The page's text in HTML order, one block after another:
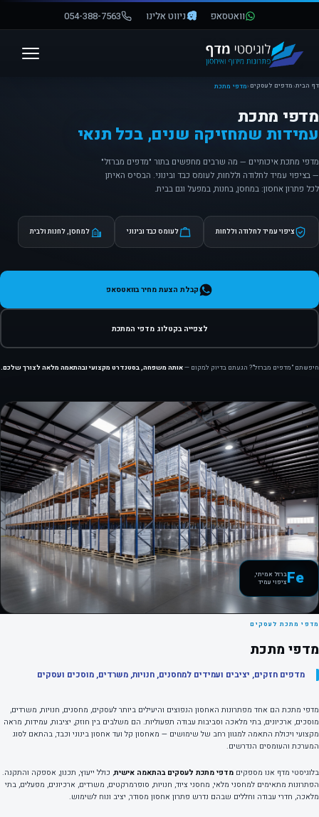
פתח סרגל נגישות
וואטסאפ ניווט אלינו 054-388-7563
דף הבית‹מדפים לעסקים ‹מדפי מתכת
מדפי מתכת
עמידות שמחזיקה שנים, בכל תנאי
מדפי מתכת איכותיים — מה שרבים מחפשים בתור "מדפים מברזל"
— בציפוי עמיד לחלודה וללחות, לעומס כבד ובינוני. הבסיס האיתן
לכל פתרון אחסון: במחסן, בחנות, במפעל וגם בבית.
ציפוי עמיד לחלודה וללחות לעומס כבד ובינוני למחסן, לחנות ולבית
קבלת הצעת מחיר בוואטסאפ
לצפייה בקטלוג מדפי המתכת
חיפשתם "מדפים מברזל"? הגעתם בדיוק למקום —אותה משפחה, בסטנדרט מקצועי ובהתאמה מלאה לצורך שלכם.
Feברזל אמיתי,
ציפוי עמיד
מדפי מתכת לעסקים
מדפי מתכת
מדפים חזקים, יציבים ועמידים למחסנים, חנויות, משרדים, מוסכים ועסקים
מדפי מתכת הם אחד מפתרונות האחסון הנפוצים והיעילים ביותר לעסקים, מחסנים, חנויות, משרדים,
מוסכים, ארכיונים, בתי מלאכה וסביבות עבודה תפעוליות. הם משלבים בין חוזק, יציבות, עמידות, מראה
מקצועי ויכולת התאמה למגוון רחב של שימושים — מאחסון קל ועד אחסון בינוני וכבד, בהתאם לסוג
המערכת והעומסים הנדרשים.
בלוגיסטי מדף אנו מספקים מדפי מתכת לעסקים בהתאמה אישית, כולל ייעוץ, תכנון, אספקה והתקנה.
הפתרונות מתאימים למחסני מלאי, מחסני ציוד, חנויות, סופרמרקטים, משרדים, ארכיונים, מפעלים, בתי
מלאכה, חדרי עבודה וחללים שבהם נדרש פתרון אחסון מסודר, יציב ונוח לשימוש.